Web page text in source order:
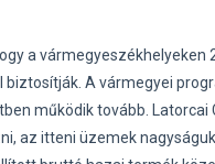
a
A vármegyei
működik tovább.
az itteni üzemek